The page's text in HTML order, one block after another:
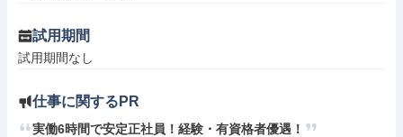
試用期間
試用期間なし
仕事に関するPR
実働6時間で安定正社員！経験・有資格者優遇！